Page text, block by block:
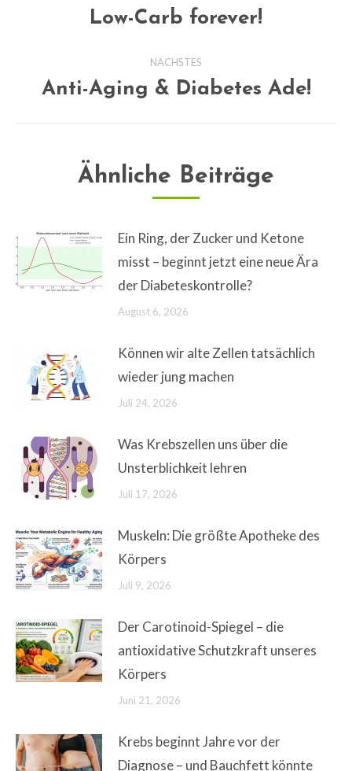
Vorheriger
Low-Carb forever!
NÄCHSTES
Nächster
Anti-Aging & Diabetes Ade!
Ähnliche Beiträge
Ein Ring, der Zucker und Ketone
misst – beginnt jetzt eine neue Ära
der Diabeteskontrolle?
August 6, 2026
Können wir alte Zellen tatsächlich
wieder jung machen
Juli 24, 2026
Was Krebszellen uns über die
Unsterblichkeit lehren
Juli 17, 2026
Muskeln: Die größte Apotheke des
Körpers
Juli 9, 2026
Der Carotinoid-Spiegel – die
antioxidative Schutzkraft unseres
Körpers
Juni 21, 2026
Krebs beginnt Jahre vor der
Diagnose – und Bauchfett könnte